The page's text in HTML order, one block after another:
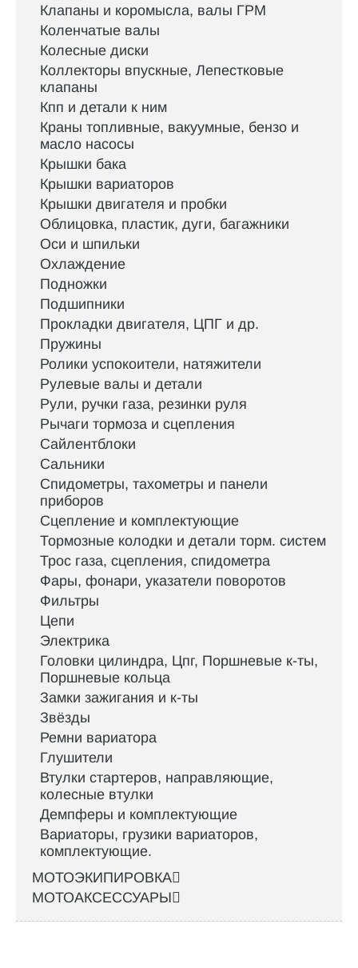
Клапаны и коромысла, валы ГРМ
Коленчатые валы
Колесные диски
Коллекторы впускные, Лепестковые
клапаны
Кпп и детали к ним
Краны топливные, вакуумные, бензо и
масло насосы
Крышки бака
Крышки вариаторов
Крышки двигателя и пробки
Облицовка, пластик, дуги, багажники
Оси и шпильки
Охлаждение
Подножки
Подшипники
Прокладки двигателя, ЦПГ и др.
Пружины
Ролики успокоители, натяжители
Рулевые валы и детали
Рули, ручки газа, резинки руля
Рычаги тормоза и сцепления
Сайлентблоки
Сальники
Спидометры, тахометры и панели
приборов
Сцепление и комплектующие
Тормозные колодки и детали торм. систем
Трос газа, сцепления, спидометра
Фары, фонари, указатели поворотов
Фильтры
Цепи
Электрика
Головки цилиндра, Цпг, Поршневые к-ты,
Поршневые кольца
Замки зажигания и к-ты
Звёзды
Ремни вариатора
Глушители
Втулки стартеров, направляющие,
колесные втулки
Демпферы и комплектующие
Вариаторы, грузики вариаторов,
комплектующие.
МОТОЭКИПИРОВКА
МОТОАКСЕССУАРЫ